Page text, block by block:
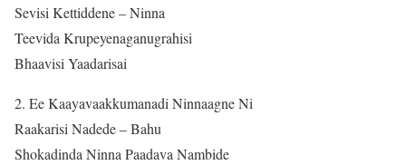
Sevisi Kettiddene – Ninna
Teevida Krupeyenaganugrahisi
Bhaavisi Yaadarisai
2. Ee Kaayavaakkumanadi Ninnaagne Ni
Raakarisi Nadede – Bahu
Shokadinda Ninna Paadava Nambide